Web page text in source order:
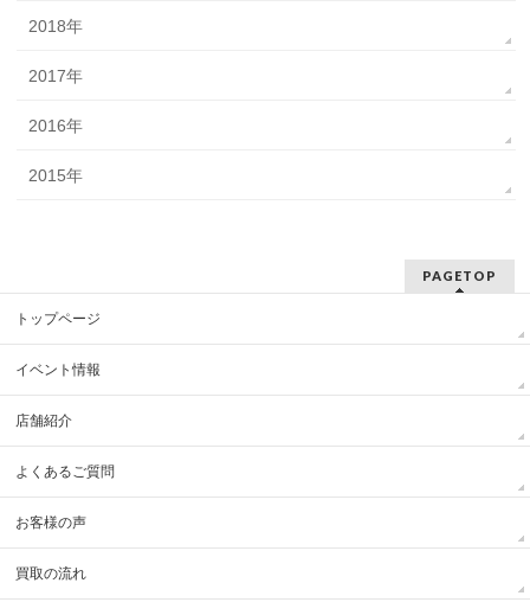
2018年
2017年
2016年
2015年
PAGETOP
トップページ
イベント情報
店舗紹介
よくあるご質問
お客様の声
買取の流れ